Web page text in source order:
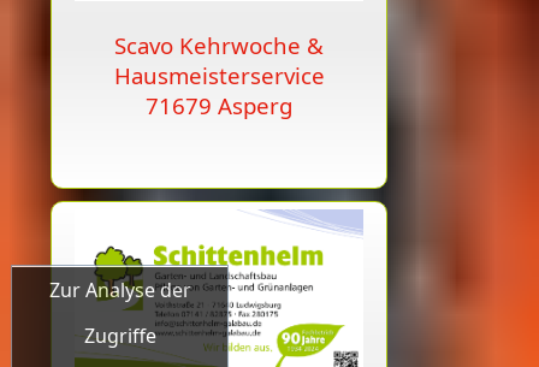
Zur Analyse der
Zugriffe
Scavo Kehrwoche &
Hausmeisterservice
71679 Asperg